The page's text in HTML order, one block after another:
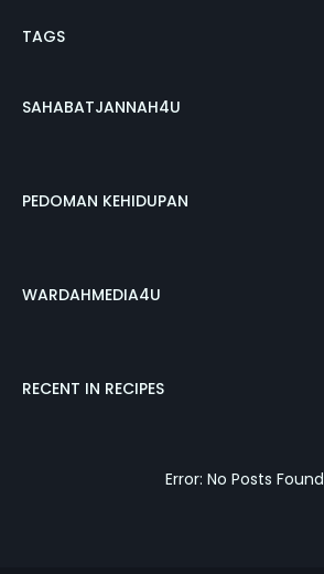
TAGS
SAHABATJANNAH4U
PEDOMAN KEHIDUPAN
WARDAHMEDIA4U
RECENT IN RECIPES
Error: No Posts Found